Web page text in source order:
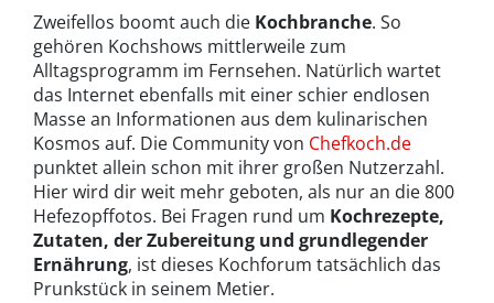
Zweifellos boomt auch die Kochbranche. So
gehören Kochshows mittlerweile zum
Alltagsprogramm im Fernsehen. Natürlich wartet
das Internet ebenfalls mit einer schier endlosen
Masse an Informationen aus dem kulinarischen
Kosmos auf. Die Community von Chefkoch.de
punktet allein schon mit ihrer großen Nutzerzahl.
Hier wird dir weit mehr geboten, als nur an die 800
Hefezopffotos. Bei Fragen rund um Kochrezepte,
Zutaten, der Zubereitung und grundlegender
Ernährung, ist dieses Kochforum tatsächlich das
Prunkstück in seinem Metier.